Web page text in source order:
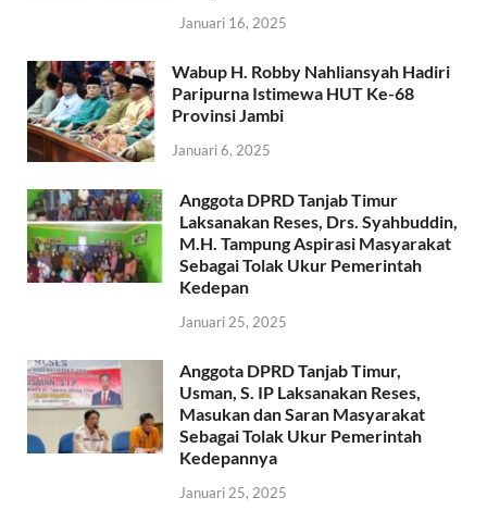
Januari 16, 2025
Wabup H. Robby Nahliansyah Hadiri
Paripurna Istimewa HUT Ke-68
Provinsi Jambi
Januari 6, 2025
Anggota DPRD Tanjab Timur
Laksanakan Reses, Drs. Syahbuddin,
M.H. Tampung Aspirasi Masyarakat
Sebagai Tolak Ukur Pemerintah
Kedepan
Januari 25, 2025
Anggota DPRD Tanjab Timur,
Usman, S. IP Laksanakan Reses,
Masukan dan Saran Masyarakat
Sebagai Tolak Ukur Pemerintah
Kedepannya
Januari 25, 2025